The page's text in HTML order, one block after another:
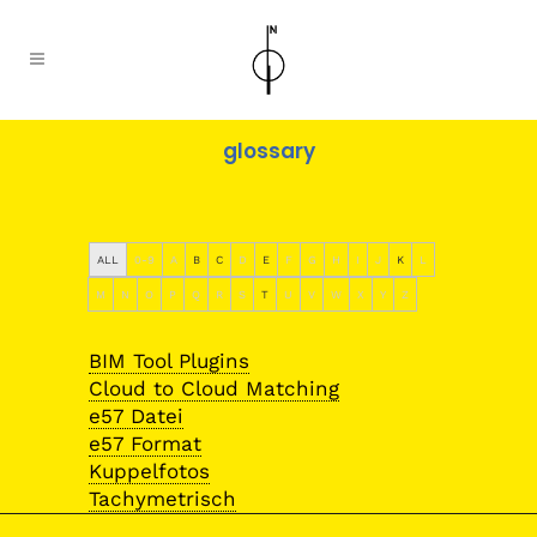
glossary
ALL 0-9 A B C D E F G H I J K L
M N O P Q R S T U V W X Y Z
BIM Tool Plugins
Cloud to Cloud Matching
e57 Datei
e57 Format
Kuppelfotos
Tachymetrisch